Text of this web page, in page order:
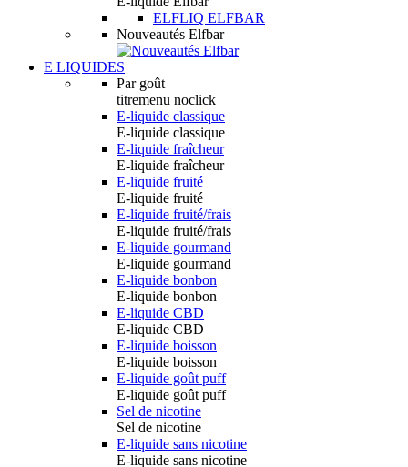
ELFLIQ ELFBAR
Nouveautés Elfbar
E LIQUIDES
Par goût
titremenu noclick
E-liquide classique
E-liquide classique
E-liquide fraîcheur
E-liquide fraîcheur
E-liquide fruité
E-liquide fruité
E-liquide fruité/frais
E-liquide fruité/frais
E-liquide gourmand
E-liquide gourmand
E-liquide bonbon
E-liquide bonbon
E-liquide CBD
E-liquide CBD
E-liquide boisson
E-liquide boisson
E-liquide goût puff
E-liquide goût puff
Sel de nicotine
Sel de nicotine
E-liquide sans nicotine
E-liquide sans nicotine